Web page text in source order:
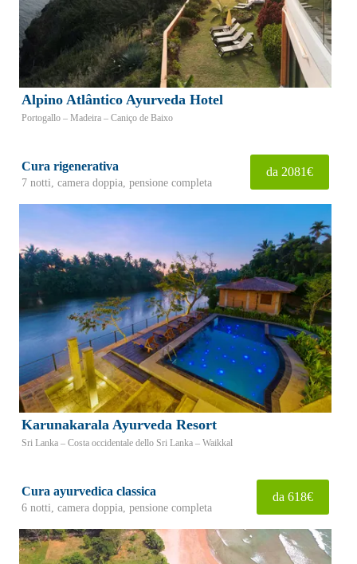
Alpino Atlântico Ayurveda Hotel
Portogallo – Madeira – Caniço de Baixo
Cura rigenerativa
7 notti, camera doppia, pensione completa
da 2081€
Karunakarala Ayurveda Resort
Sri Lanka – Costa occidentale dello Sri Lanka – Waikkal
Cura ayurvedica classica
6 notti, camera doppia, pensione completa
da 618€